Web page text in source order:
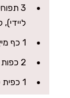
3
1 כף מיץ לימון
2 כפות סוכר חום
1 כפית קינמון